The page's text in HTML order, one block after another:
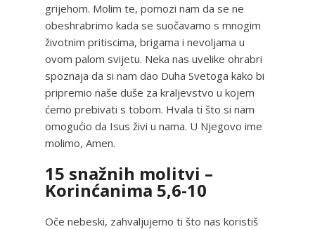
grijehom. Molim te, pomozi nam da se ne
obeshrabrimo kada se suočavamo s mnogim
životnim pritiscima, brigama i nevoljama u
ovom palom svijetu. Neka nas uvelike ohrabri
spoznaja da si nam dao Duha Svetoga kako bi
pripremio naše duše za kraljevstvo u kojem
ćemo prebivati s tobom. Hvala ti što si nam
omogućio da Isus živi u nama. U Njegovo ime
molimo, Amen.
15 snažnih molitvi –
Korinćanima 5,6-10
Oče nebeski, zahvaljujemo ti što nas koristiš